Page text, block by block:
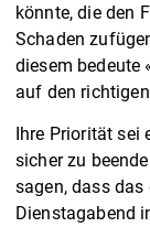
könnte, die den
Schaden
diesem bedeute
auf den
Ihre Priorität sei
sicher zu
sagen, dass
Dienstagabend